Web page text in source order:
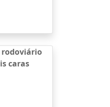
rodoviário
caras